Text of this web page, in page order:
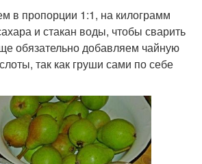
в пропорции 1:1, на килограмм
и стакан воды, чтобы сварить
обязательно добавляем чайную
так как груши сами по себе